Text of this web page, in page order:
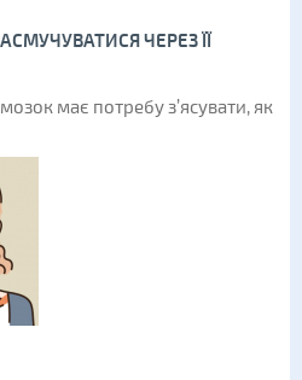
ЧЕРЕЗ ЇЇ
має потребу з’ясувати, як